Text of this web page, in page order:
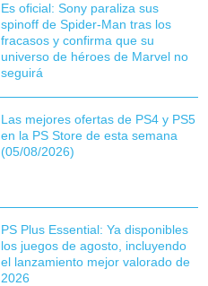
Es oficial: Sony paraliza sus
spinoff de Spider-Man tras los
fracasos y confirma que su
universo de héroes de Marvel no
seguirá
Las mejores ofertas de PS4 y PS5
en la PS Store de esta semana
(05/08/2026)
PS Plus Essential: Ya disponibles
los juegos de agosto, incluyendo
el lanzamiento mejor valorado de
2026